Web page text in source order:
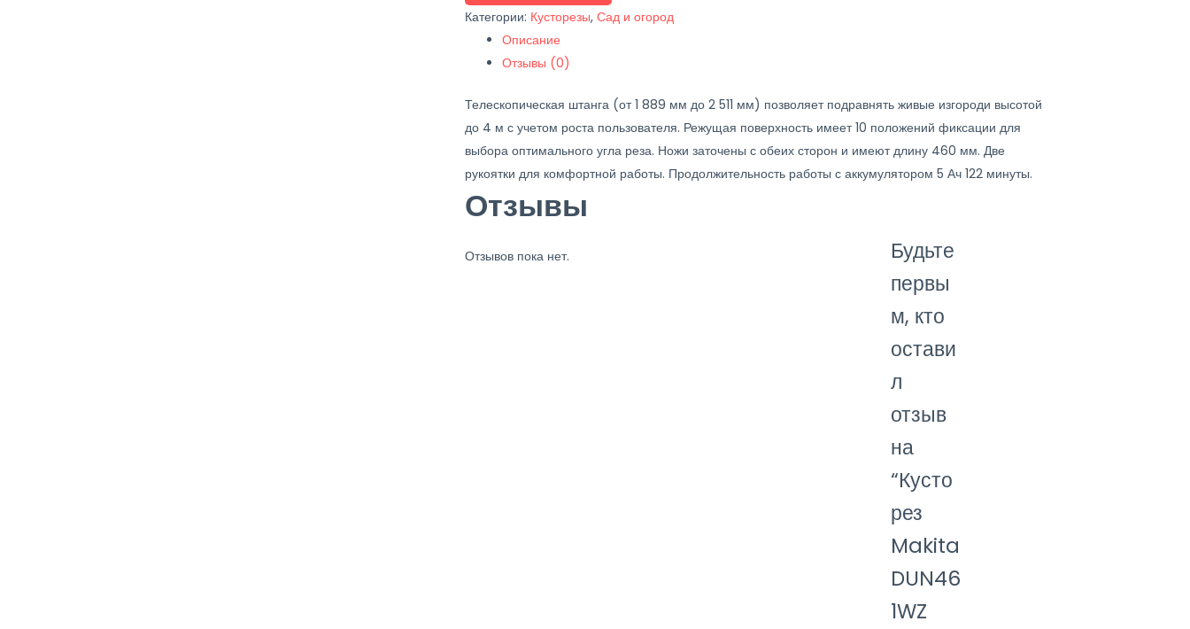
Makita
DUN461WZ
(Без
и
зарядного
устройства)
Категории: Кусторезы,Сад и огород
Описание
Отзывы (0)
Телескопическая штанга (от 1 889 мм до 2 511 мм) позволяет подравнять живые изгороди высотой
до 4 м с учетом роста пользователя. Режущая поверхность имеет 10 положений фиксации для
выбора оптимального угла реза. Ножи заточены с обеих сторон и имеют длину 460 мм. Две
рукоятки для комфортной работы. Продолжительность работы с аккумулятором 5 Ач 122 минуты.
Отзывы
Отзывов пока нет.
Будьте
первы
м, кто
остави
л
отзыв
на
“Кусто
рез
Makita
DUN46
1WZ